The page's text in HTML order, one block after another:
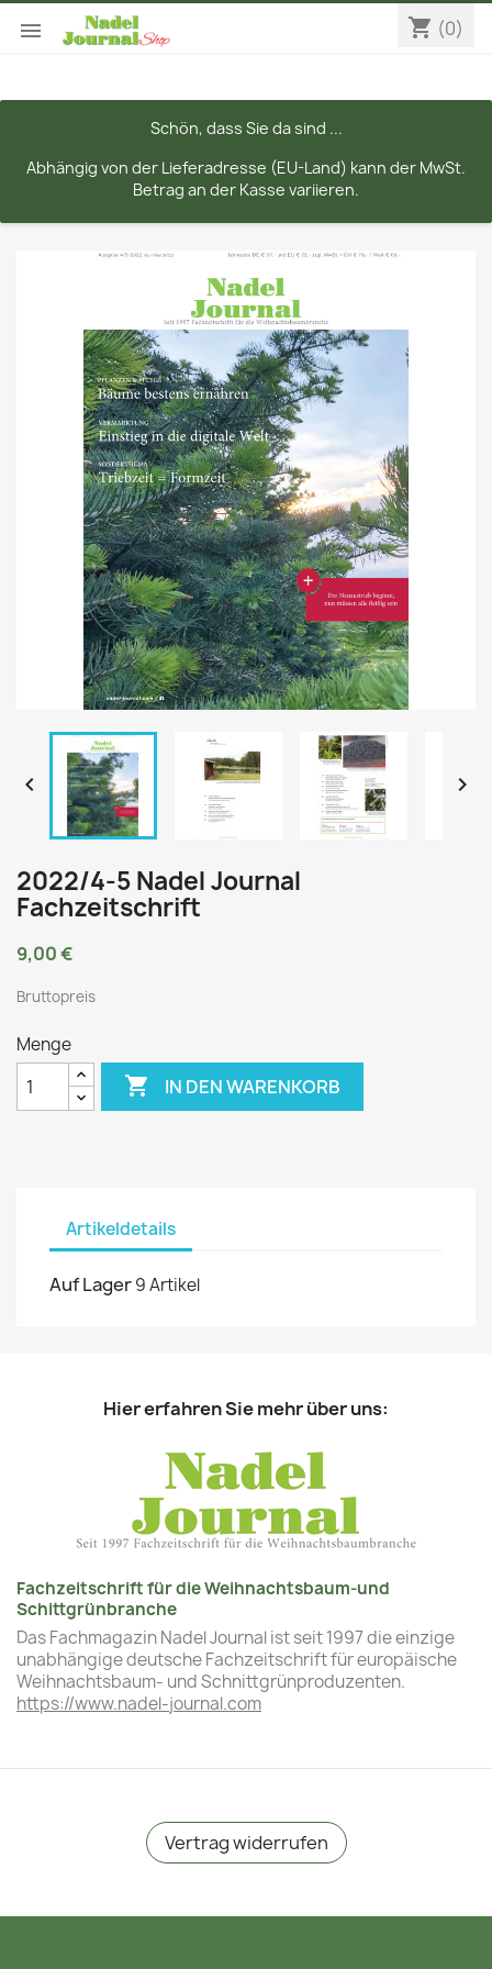
 shopping_cart (0)
Schön, dass Sie da sind ...
Abhängig von der Lieferadresse (EU-Land) kann der MwSt.
Betrag an der Kasse variieren.
 
2022/4-5 Nadel Journal
Fachzeitschrift
9,00 €
Bruttopreis
Menge
 IN DEN WARENKORB
Artikeldetails
Auf Lager9 Artikel
Hier erfahren Sie mehr über uns:
Fachzeitschrift für die Weihnachtsbaum-und
Schittgrünbranche
Das Fachmagazin Nadel Journal ist seit 1997 die einzige
unabhängige deutsche Fachzeitschrift für europäische
Weihnachtsbaum- und Schnittgrünproduzenten.
https://www.nadel-journal.com
Vertrag widerrufen